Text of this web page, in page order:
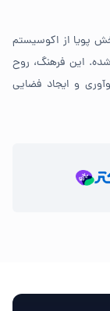
پویا از اکوسیستم
این فرهنگ، روح
و ایجاد فضایی